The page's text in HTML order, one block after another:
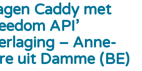
Caddy met
API’
– Anne-
uit Damme (BE)